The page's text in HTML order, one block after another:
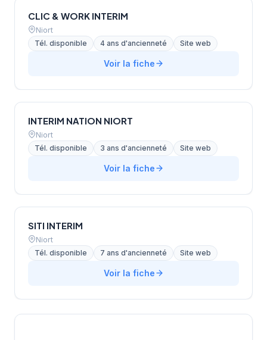
CLIC & WORK INTERIM
Niort
Tél. disponible 4 ans d'ancienneté Site web
Voir la fiche
INTERIM NATION NIORT
Niort
Tél. disponible 3 ans d'ancienneté Site web
Voir la fiche
SITI INTERIM
Niort
Tél. disponible 7 ans d'ancienneté Site web
Voir la fiche